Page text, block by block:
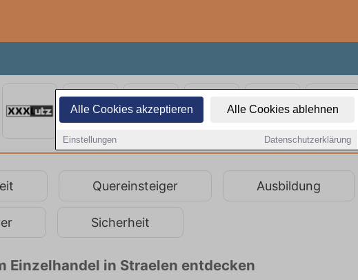
Alle Cookies akzeptieren Alle Cookies ablehnen
Einstellungen Datenschutzerklärung
Quereinsteiger Ausbildung
Sicherheit
Einzelhandel in Straelen entdecken